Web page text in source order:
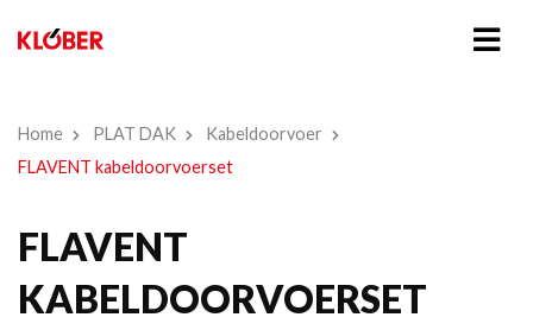
Home PLAT DAK
Kabeldoorvoer
FLAVENT kabeldoorvoerset
FLAVENT
KABELDOORVOERSET